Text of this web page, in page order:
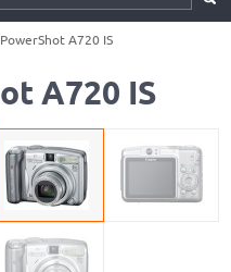
A720 IS
A720 IS